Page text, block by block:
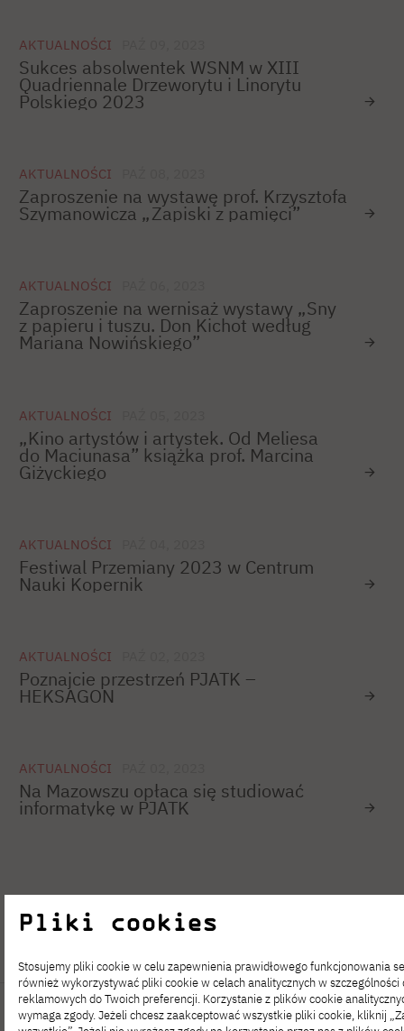
AKTUALNOŚCI
Sukces absolwentek WSNM w XIII
Quadriennale Drzeworytu i Linorytu
Polskiego 2023
AKTUALNOŚCI
Zaproszenie na wystawę prof. Krzysztofa
Szymanowicza „Zapiski z pamięci”
AKTUALNOŚCI
Zaproszenie na wernisaż wystawy „Sny
z papieru i tuszu. Don Kichot według
Mariana Nowińskiego”
AKTUALNOŚCI
„Kino artystów i artystek. Od Meliesa
do Maciunasa” książka prof. Marcina
Giżyckiego
AKTUALNOŚCI
Festiwal Przemiany 2023 w Centrum
Nauki Kopernik
AKTUALNOŚCI
Poznajcie przestrzeń PJATK –
HEKSAGON
AKTUALNOŚCI
Na Mazowszu opłaca się studiować
informatykę w PJATK
Pliki cookies
Stosujemy pliki cookie w celu zapewnienia prawidłowego funkcjonowania
również wykorzystywać pliki cookie w celach analitycznych w
reklamowych do Twoich preferencji. Korzystanie z plików cookie
wymaga zgody. Jeżeli chcesz zaakceptować wszystkie pliki cookie, kliknij